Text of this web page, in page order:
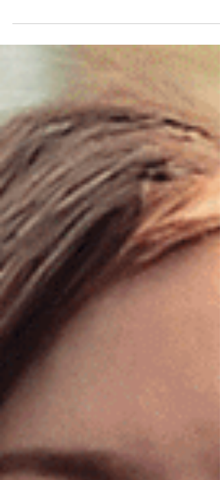
hjälpa utsatta individer att nå
självförsörjning och ett liv fritt från våld.
Genom utbildningar, vägledning och
strategisk samverkan med offentlig sektor,
akademi och civilsamhälle skapas
evidensbaserade verktyg för tidigare upptä